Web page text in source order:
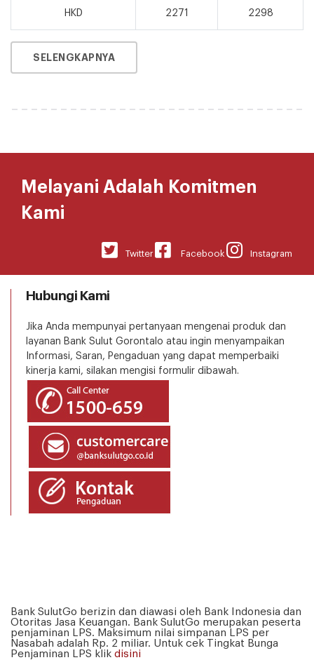
HKD 2271 2298
SELENGKAPNYA
Melayani Adalah Komitmen
Kami
Instagram
Facebook
Twitter
Hubungi Kami
Jika Anda mempunyai pertanyaan mengenai produk dan
layanan Bank Sulut Gorontalo atau ingin menyampaikan
Informasi, Saran, Pengaduan yang dapat memperbaiki
kinerja kami, silakan mengisi formulir dibawah.
Bank SulutGo berizin dan diawasi oleh Bank Indonesia dan
Otoritas Jasa Keuangan. Bank SulutGo merupakan peserta
penjaminan LPS. Maksimum nilai simpanan LPS per
Nasabah adalah Rp. 2 miliar. Untuk cek Tingkat Bunga
Penjaminan LPS klik disini